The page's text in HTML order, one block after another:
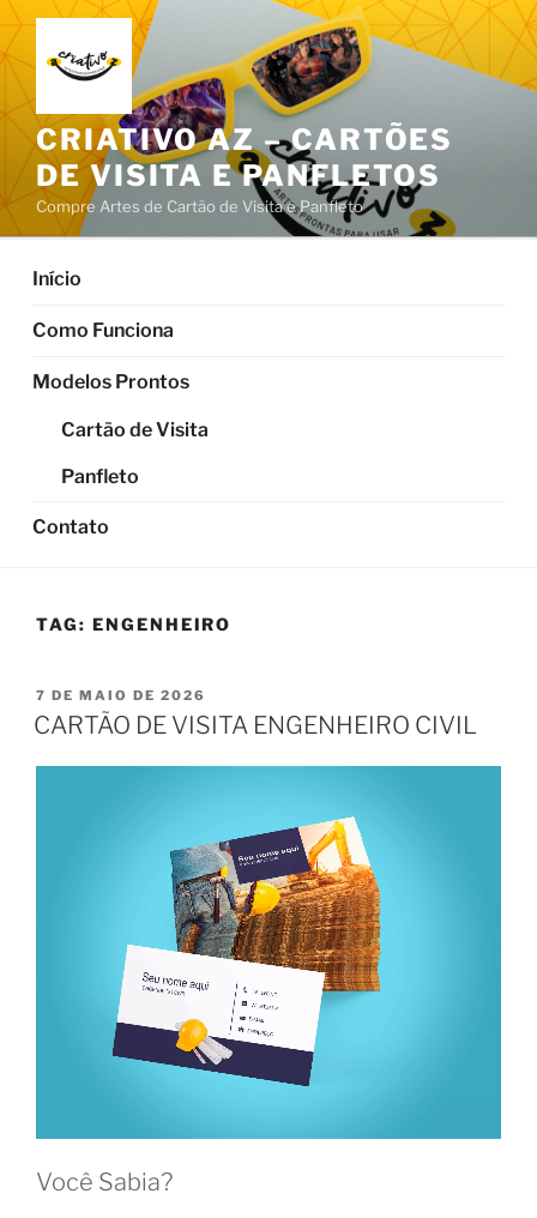
Pular
para
o
conteúdo
CRIATIVO AZ – CARTÕES
DE VISITA E PANFLETOS
Compre Artes de Cartão de Visita e Panfleto
Início
Como Funciona
Modelos Prontos
Cartão de Visita
Panfleto
Contato
TAG: ENGENHEIRO
PUBLICADO
EM
7 DE MAIO DE 2026
CARTÃO DE VISITA ENGENHEIRO CIVIL
Você Sabia?